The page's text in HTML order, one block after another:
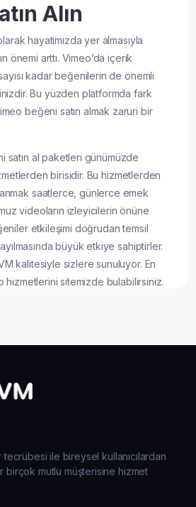
Alın
hayatımızda yer almasıyla
önemi arttı. Vimeo’da içerik
kadar beğenilerin de önemli
Bu yüzden platformda fark
beğeni satın almak zaruri bir
satın al paketleri günümüzde
birisidir. Bu hizmetlerden
saatlerce, günlerce emek
videoların izleyicilerin önüne
etkileşimi doğrudan temsil
büyük etkiye sahiptirler.
kalitesiyle sizlere sunuluyor. En
hizmetlerini sitemizde bulabilirsiniz.
satın al hizmeti çoğu Vimeo içerik
bu şekilde öne çıktığı bir hizmettir.
mümkün kılar.
oluşturduğunuz videolara ucuz
tecrübesi ile bireysel kullanıcılardan
birçok mutlu müşterisine hizmet